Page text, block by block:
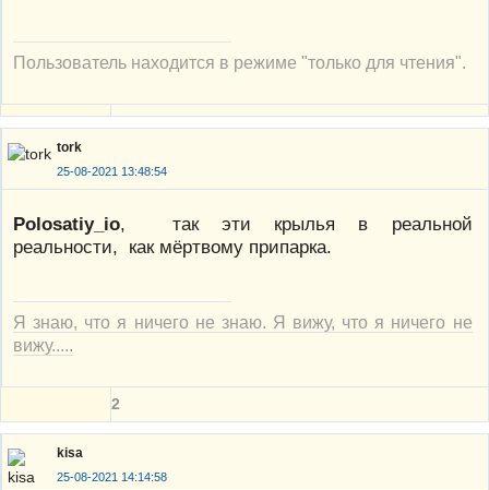
Пользователь находится в режиме "только для чтения".
tork
25-08-2021 13:48:54
Polosatiy_io, так эти крылья в реальной
реальности, как мёртвому припарка.
Я знаю, что я ничего не знаю. Я вижу, что я ничего не
вижу.....
2
kisa
25-08-2021 14:14:58